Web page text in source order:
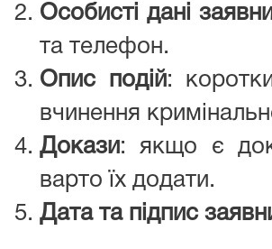
Особисті дані
та телефон.
Опис подій:
вчинення
Докази: якщо є
варто їх додати.
Дата та підпис